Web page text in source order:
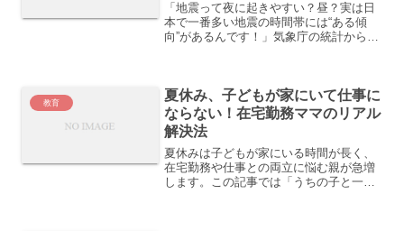
「地震って夜に起きやすい？昼？実は日
本で一番多い地震の時間帯には“ある傾
向”があるんです！」気象庁の統計から、
教育
夏休み、子どもが家にいて仕事に
ならない！在宅勤務ママのリアル
解決法
夏休みは子どもが家にいる時間が長く、
在宅勤務や仕事との両立に悩む親が急増
します。この記事では「うちの子と一